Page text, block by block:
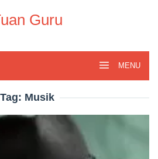
Guru
MENU
Tag: Musik